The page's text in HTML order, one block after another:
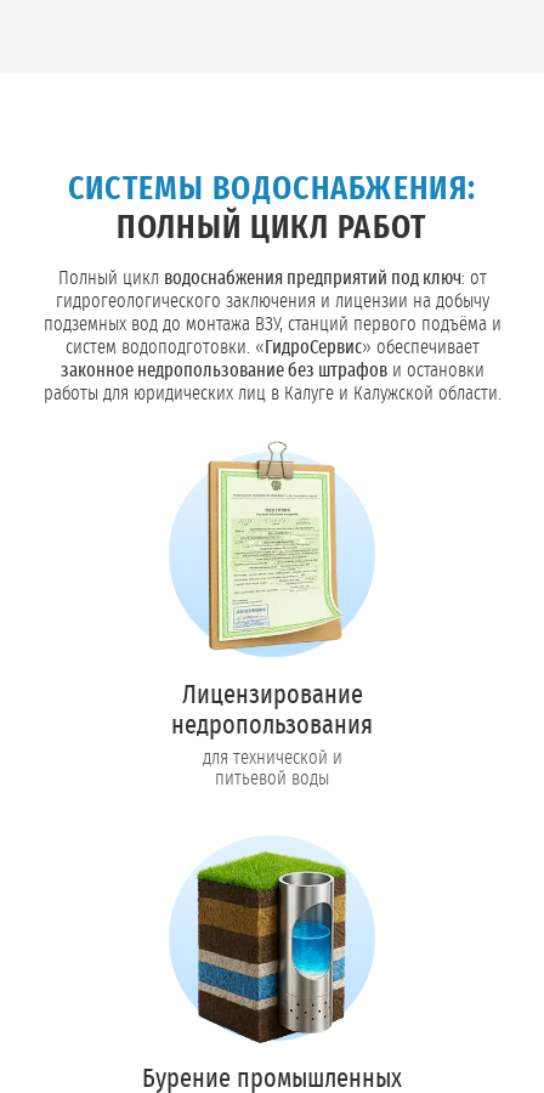
СИСТЕМЫ ВОДОСНАБЖЕНИЯ:
ПОЛНЫЙ ЦИКЛ РАБОТ
Полный цикл водоснабжения предприятий под ключ: от
гидрогеологического заключения и лицензии на добычу
подземных вод до монтажа ВЗУ, станций первого подъёма и
систем водоподготовки. «ГидроСервис» обеспечивает
законное недропользование без штрафови остановки
работы для юридических лиц в Калуге и Калужской области.
Лицензирование
недропользования
для технической и
питьевой воды
Бурение промышленных